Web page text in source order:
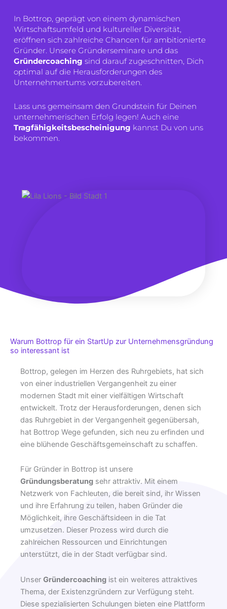
In Bottrop, geprägt von einem dynamischen
Wirtschaftsumfeld und kultureller Diversität,
eröffnen sich zahlreiche Chancen für ambitionierte
Gründer. Unsere Gründerseminare und das
Gründercoaching sind darauf zugeschnitten, Dich
optimal auf die Herausforderungen des
Unternehmertums vorzubereiten.
Lass uns gemeinsam den Grundstein für Deinen
unternehmerischen Erfolg legen! Auch eine
Tragfähigkeitsbescheinigung kannst Du von uns
bekommen.
Warum Bottrop für ein StartUp zur Unternehmensgründung
so interessant ist
Bottrop, gelegen im Herzen des Ruhrgebiets, hat sich
von einer industriellen Vergangenheit zu einer
modernen Stadt mit einer vielfältigen Wirtschaft
entwickelt. Trotz der Herausforderungen, denen sich
das Ruhrgebiet in der Vergangenheit gegenübersah,
hat Bottrop Wege gefunden, sich neu zu erfinden und
eine blühende Geschäftsgemeinschaft zu schaffen.
Für Gründer in Bottrop ist unsere
Gründungsberatung sehr attraktiv. Mit einem
Netzwerk von Fachleuten, die bereit sind, ihr Wissen
und ihre Erfahrung zu teilen, haben Gründer die
Möglichkeit, ihre Geschäftsideen in die Tat
umzusetzen. Dieser Prozess wird durch die
zahlreichen Ressourcen und Einrichtungen
unterstützt, die in der Stadt verfügbar sind.
Unser Gründercoaching ist ein weiteres attraktives
Thema, der Existenzgründern zur Verfügung steht.
Diese spezialisierten Schulungen bieten eine Plattform